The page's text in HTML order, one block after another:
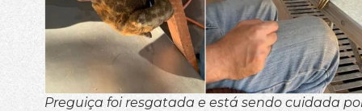
Preguiça foi resgatada e está sendo cuidada